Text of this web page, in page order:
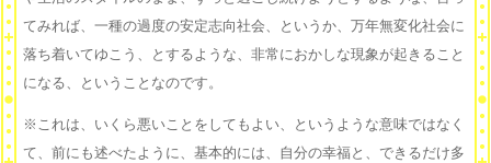
てみれば、一種の過度の安定志向社会、というか、万年無変化社会に
落ち着いてゆこう、とするような、非常におかしな現象が起きること
になる、ということなのです。
※これは、いくら悪いことをしてもよい、というような意味ではなく
て、前にも述べたように、基本的には、自分の幸福と、できるだけ多